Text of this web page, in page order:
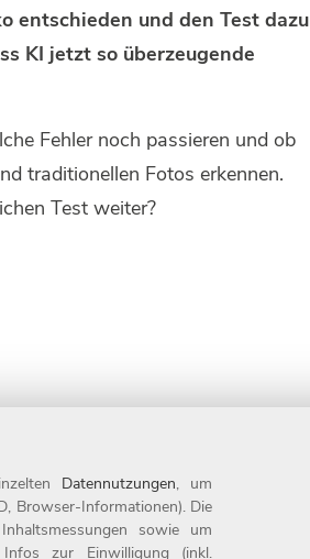
entschieden und den Test dazu
KI jetzt so überzeugende
Fehler noch passieren und ob
traditionellen Fotos erkennen.
Test weiter?
Datennutzungen, um
Browser-Informationen). Die
sowie um
zur Einwilligung (inkl.